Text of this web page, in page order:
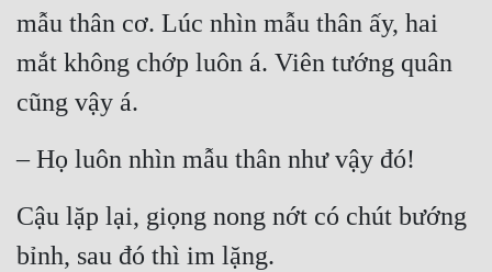
mẫu thân cơ. Lúc nhìn mẫu thân ấy, hai
mắt không chớp luôn á. Viên tướng quân
cũng vậy á.
– Họ luôn nhìn mẫu thân như vậy đó!
Cậu lặp lại, giọng nong nớt có chút bướng
bỉnh, sau đó thì im lặng.